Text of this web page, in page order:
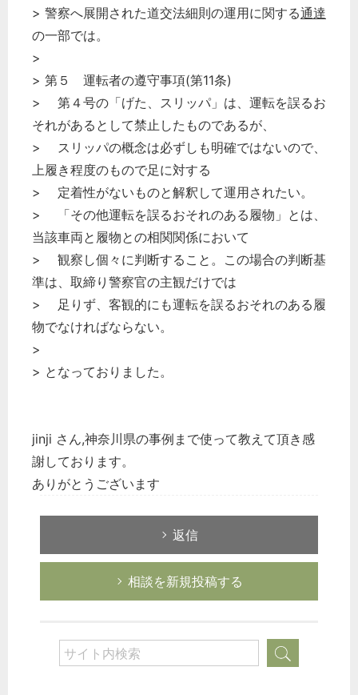
> 警察へ展開された道交法細則の運用に関する通達
の一部では。
>
> 第５ 運転者の遵守事項(第11条)
> 第４号の「げた、スリッパ」は、運転を誤るお
それがあるとして禁止したものであるが、
> スリッパの概念は必ずしも明確ではないので、
上履き程度のもので足に対する
> 定着性がないものと解釈して運用されたい。
> 「その他運転を誤るおそれのある履物」とは、
当該車両と履物との相関関係において
> 観察し個々に判断すること。この場合の判断基
準は、取締り警察官の主観だけでは
> 足りず、客観的にも運転を誤るおそれのある履
物でなければならない。
>
> となっておりました。
jinji さん,神奈川県の事例まで使って教えて頂き感
謝しております。
ありがとうございます
返信
相談を新規投稿する